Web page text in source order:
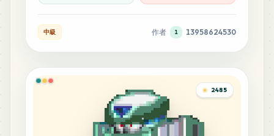
中級 作者 1 13958624530
2485